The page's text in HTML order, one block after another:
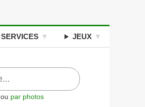
SERVICES JEUX
ou par photos